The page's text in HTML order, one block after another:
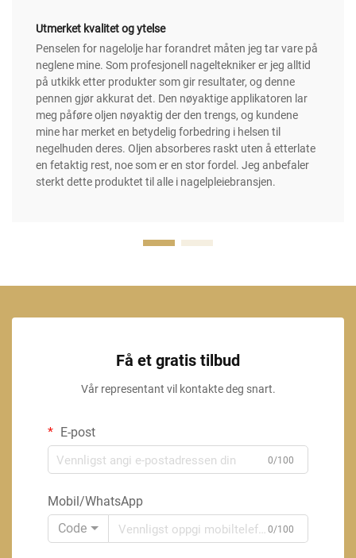
Utmerket kvalitet og ytelse
Penselen for nagelolje har forandret måten jeg tar vare på
neglene mine. Som profesjonell nageltekniker er jeg alltid
på utkikk etter produkter som gir resultater, og denne
pennen gjør akkurat det. Den nøyaktige applikatoren lar
meg påføre oljen nøyaktig der den trengs, og kundene
mine har merket en betydelig forbedring i helsen til
negelhuden deres. Oljen absorberes raskt uten å etterlate
en fetaktig rest, noe som er en stor fordel. Jeg anbefaler
sterkt dette produktet til alle i nagelpleiebransjen.
Få et gratis tilbud
Vår representant vil kontakte deg snart.
E-post
0/100
Mobil/WhatsApp
Code
0/100